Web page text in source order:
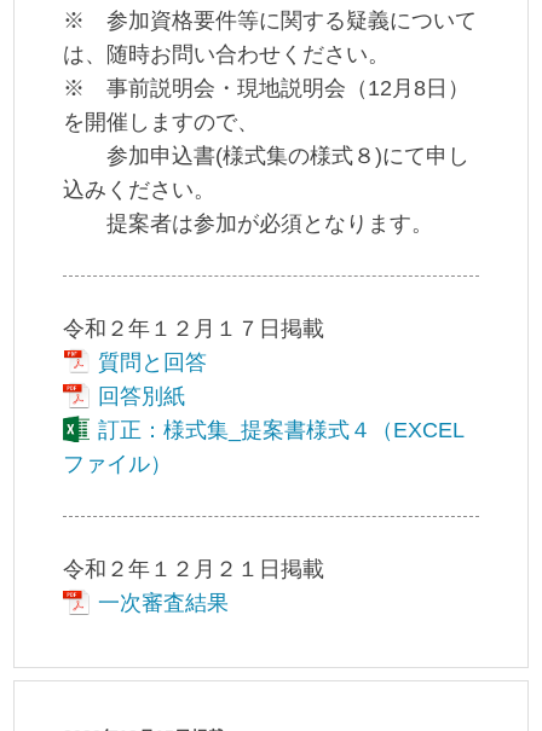
※ 参加資格要件等に関する疑義について
は、随時お問い合わせください。
※ 事前説明会・現地説明会（12月8日）
を開催しますので、
参加申込書(様式集の様式８)にて申し
込みください。
提案者は参加が必須となります。
令和２年１２月１７日掲載
質問と回答
回答別紙
訂正：様式集_提案書様式４（EXCEL
ファイル）
令和２年１２月２１日掲載
一次審査結果